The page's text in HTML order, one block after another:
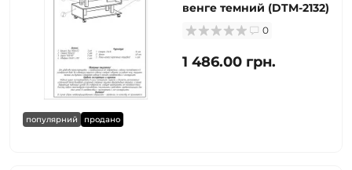
популярний продано
венге темний (DTM-2132)
0
1 486.00 грн.